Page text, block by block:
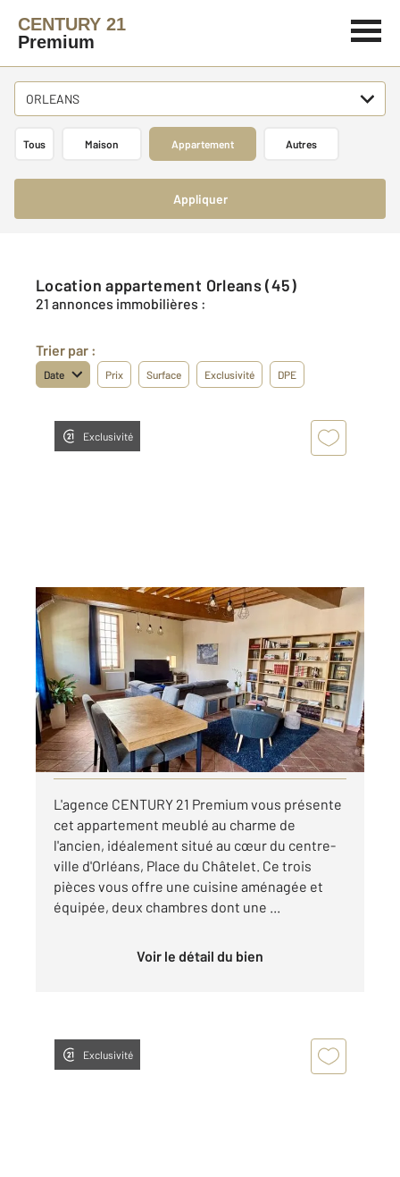
CENTURY 21
Premium
ORLEANS
Tous Maison Appartement Autres
Appliquer
Location appartement Orleans (45)
21 annonces immobilières :
Trier par :
Date Prix Surface Exclusivité DPE
Exclusivité
ORLEANS 45
2
, 3 pièces
Ref : 9553
Appartement F3 à louer
899,97 €
par mois charges comprises
Visiter le site dédié
L'agence CENTURY 21 Premium vous présente
cet appartement meublé au charme de
l'ancien, idéalement situé au cœur du centre-
ville d'Orléans, Place du Châtelet. Ce trois
pièces vous offre une cuisine aménagée et
équipée, deux chambres dont une ...
Voir le détail du bien
Exclusivité